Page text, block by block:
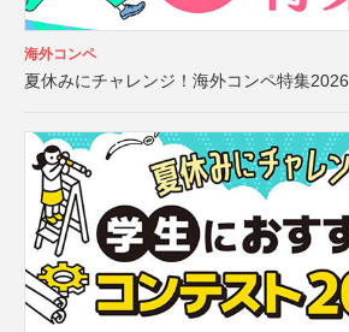
海外コンペ
夏休みにチャレンジ！海外コンペ特集2026